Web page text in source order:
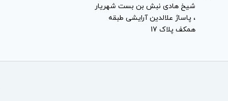
شیخ هادی نبش بن بست شهریار
، پاساژ علالدین آرایشی طبقه
همکف پلاک 17